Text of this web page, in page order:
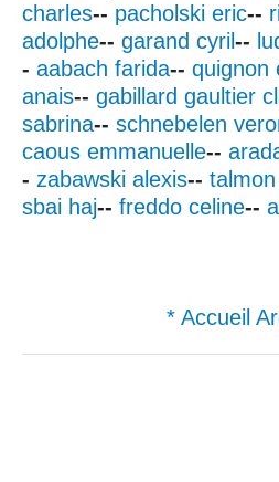
charles-- pacholski eric--
adolphe-- garand cyril--
- aabach farida-- quignon
anais-- gabillard gaultier
sabrina-- schnebelen
caous emmanuelle--
- zabawski alexis--
sbai haj-- freddo celine--
* Accueil